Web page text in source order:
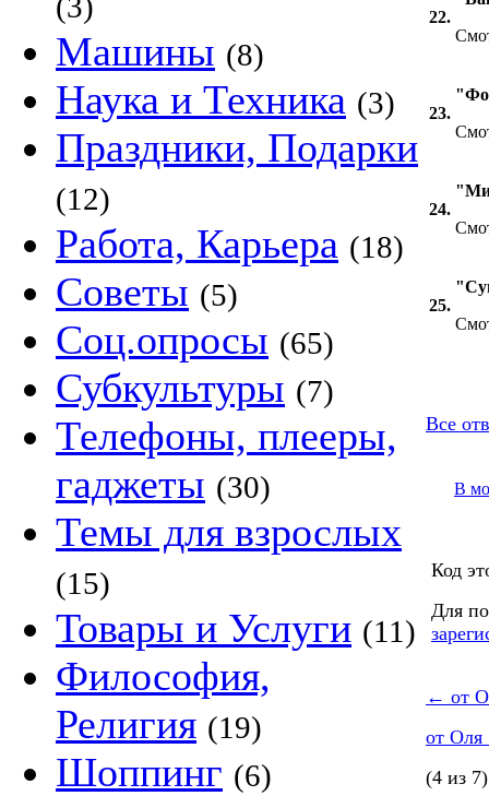
Машины (8)
Наука и Техника (3)
Праздники, Подарки
(12)
Работа, Карьера (18)
Советы (5)
Соц.опросы (65)
Субкультуры (7)
Телефоны, плееры,
гаджеты (30)
Темы для взрослых
(15)
Товары и Услуги (11)
Философия,
Религия (19)
Шоппинг (6)
22.
23.
24.
25.
Все
В
Код
Для
← от
от Оля
(4 из 7)